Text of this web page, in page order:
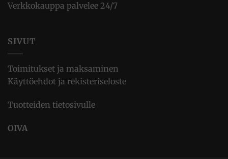
Verkkokauppa palvelee 24/7
SIVUT
Toimitukset ja maksaminen
Käyttöehdot ja rekisteriseloste
Tuotteiden tietosivulle
OIVA